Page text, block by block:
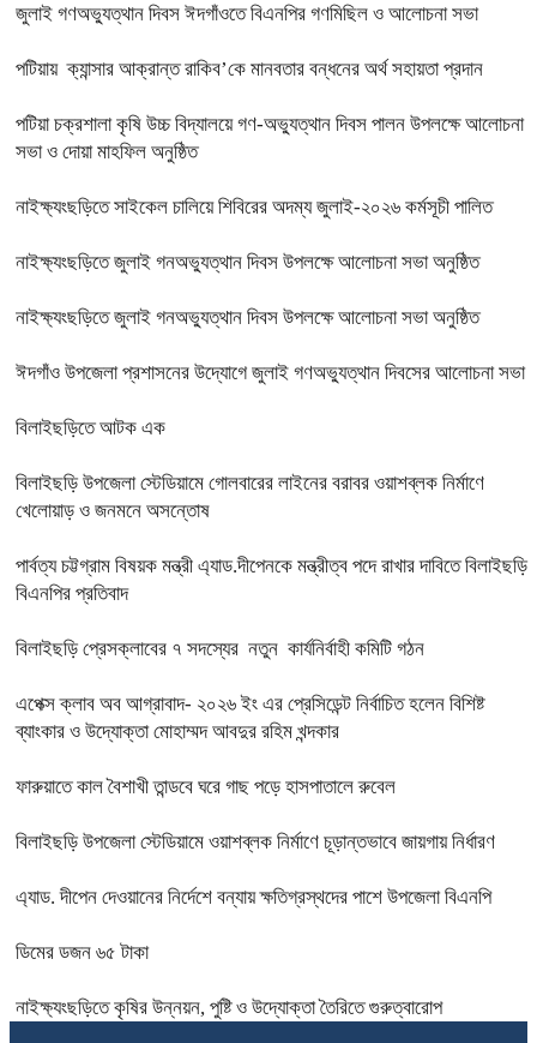
জুলাই গণঅভ্যুত্থান দিবস ঈদগাঁওতে বিএনপির গণমিছিল ও আলোচনা সভা
পটিয়ায় ক্যান্সার আক্রান্ত রাকিব’কে মানবতার বন্ধনের অর্থ সহায়তা প্রদান
পটিয়া চক্রশালা কৃষি উচ্চ বিদ্যালয়ে গণ-অভ্যুত্থান দিবস পালন উপলক্ষে আলোচনা
সভা ও দোয়া মাহফিল অনুষ্ঠিত
নাইক্ষ্যংছড়িতে সাইকেল চালিয়ে শিবিরের অদম্য জুলাই-২০২৬ কর্মসূচী পালিত
নাইক্ষ্যংছড়িতে জুলাই গনঅভ্যুত্থান দিবস উপলক্ষে আলোচনা সভা অনুষ্ঠিত
নাইক্ষ্যংছড়িতে জুলাই গনঅভ্যুত্থান দিবস উপলক্ষে আলোচনা সভা অনুষ্ঠিত
ঈদগাঁও উপজেলা প্রশাসনের উদ্যোগে জুলাই গণঅভ্যুত্থান দিবসের আলোচনা সভা
বিলাইছড়িতে আটক এক
বিলাইছড়ি উপজেলা স্টেডিয়ামে গোলবারের লাইনের বরাবর ওয়াশব্লক নির্মাণে
খেলোয়াড় ও জনমনে অসন্তোষ
পার্বত্য চট্টগ্রাম বিষয়ক মন্ত্রী এ্যাড.দীপেনকে মন্ত্রীত্ব পদে রাখার দাবিতে বিলাইছড়ি
বিএনপির প্রতিবাদ
বিলাইছড়ি প্রেসক্লাবের ৭ সদস্যের নতুন কার্যনির্বাহী কমিটি গঠন
এপেক্স ক্লাব অব আগ্রাবাদ- ২০২৬ ইং এর প্রেসিডেন্ট নির্বাচিত হলেন বিশিষ্ট
ব্যাংকার ও উদ্যোক্তা মোহাম্মদ আবদুর রহিম খন্দকার
ফারুয়াতে কাল বৈশাখী তান্ডবে ঘরে গাছ পড়ে হাসপাতালে রুবেল
বিলাইছড়ি উপজেলা স্টেডিয়ামে ওয়াশব্লক নির্মাণে চূড়ান্তভাবে জায়গায় নির্ধারণ
এ্যাড. দীপেন দেওয়ানের নির্দেশে বন্যায় ক্ষতিগ্রস্থদের পাশে উপজেলা বিএনপি
ডিমের ডজন ৬৫ টাকা
নাইক্ষ্যংছড়িতে কৃষির উন্নয়ন, পুষ্টি ও উদ্যোক্তা তৈরিতে গুরুত্বারোপ